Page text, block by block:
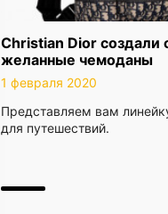
Christian Dior создали
желанные чемоданы
1 февраля 2020
Представляем вам
для путешествий.